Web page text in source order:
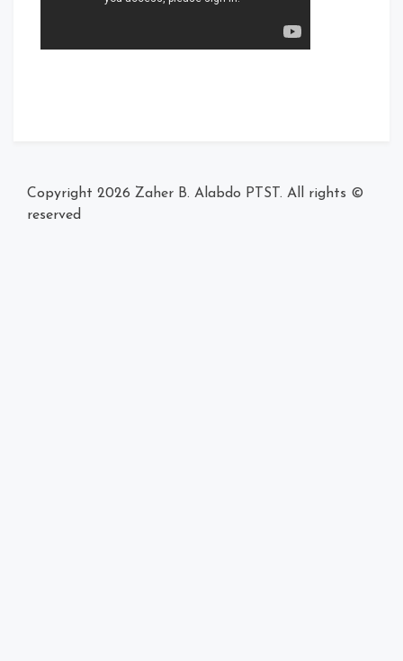
Zaher B. Alabdo PTST. All rights
reserved